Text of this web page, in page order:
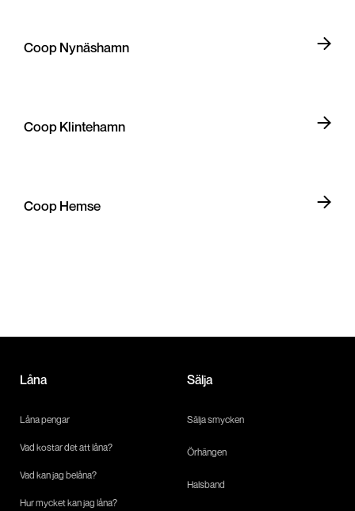
Coop Nynäshamn
Coop Klintehamn
Coop Hemse
Låna
Låna pengar
Vad kostar det att låna?
Vad kan jag belåna?
Hur mycket kan jag låna?
Sälja
Sälja smycken
Örhängen
Halsband